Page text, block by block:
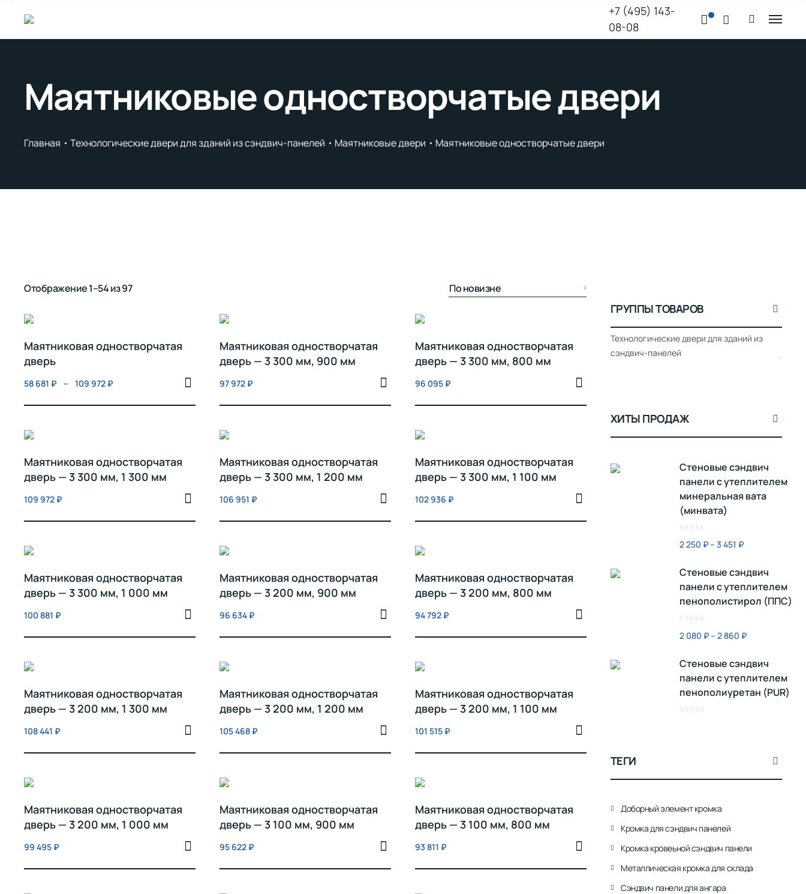
+7 (495) 143-
08-08
Маятниковые одностворчатые двери
Главная Технологические двери для зданий из сэндвич-панелей Маятниковые двери Маятниковые одностворчатые двери
Отображение 1–54 из 97
Маятниковая одностворчатая
дверь
58 681 ₽ – 109 972 ₽
Маятниковая одностворчатая
дверь — 3 300 мм, 900 мм
97 972 ₽
Маятниковая одностворчатая
дверь — 3 300 мм, 800 мм
96 095 ₽
Маятниковая одностворчатая
дверь — 3 300 мм, 1 300 мм
109 972 ₽
Маятниковая одностворчатая
дверь — 3 300 мм, 1 200 мм
106 951 ₽
Маятниковая одностворчатая
дверь — 3 300 мм, 1 100 мм
102 936 ₽
Маятниковая одностворчатая
дверь — 3 300 мм, 1 000 мм
100 881 ₽
Маятниковая одностворчатая
дверь — 3 200 мм, 900 мм
96 634 ₽
Маятниковая одностворчатая
дверь — 3 200 мм, 800 мм
94 792 ₽
Маятниковая одностворчатая
дверь — 3 200 мм, 1 300 мм
108 441 ₽
Маятниковая одностворчатая
дверь — 3 200 мм, 1 200 мм
105 468 ₽
Маятниковая одностворчатая
дверь — 3 200 мм, 1 100 мм
101 515 ₽
Маятниковая одностворчатая
дверь — 3 200 мм, 1 000 мм
99 495 ₽
Маятниковая одностворчатая
дверь — 3 100 мм, 900 мм
95 622 ₽
Маятниковая одностворчатая
дверь — 3 100 мм, 800 мм
93 811 ₽
ГРУППЫ ТОВАРОВ
Технологические двери для зданий из
сэндвич-панелей
ХИТЫ ПРОДАЖ
Стеновые сэндвич
панели с утеплителем
минеральная вата
(минвата)
2 250 ₽– 3 451 ₽
0
5
Стеновые сэндвич
панели с утеплителем
пенополистирол (ППС)
2 080 ₽– 2 860 ₽
0
5
Стеновые сэндвич
панели с утеплителем
пенополиуретан (PUR)
ТЕГИ
Доборный элемент кромка
Кромка для сэндвич панелей
Кромка кровеьной сэндвич панели
Металлическая кромка для склада
Сэндвич панели для ангара